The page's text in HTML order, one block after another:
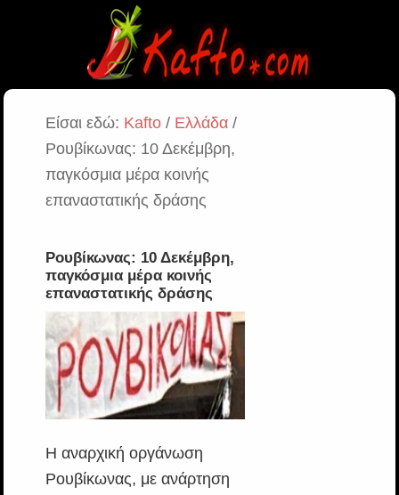
Είσαι εδώ: Kafto/ Ελλάδα/
Ρουβίκωνας: 10 Δεκέμβρη,
παγκόσμια μέρα κοινής
επαναστατικής δράσης
Ρουβίκωνας: 10 Δεκέμβρη,
παγκόσμια μέρα κοινής
επαναστατικής δράσης
Η αναρχική οργάνωση
Ρουβίκωνας, με ανάρτηση